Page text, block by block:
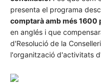
presenta el programa
comptarà amb més 1600
en anglés i que
d'Resolució de la
l'organització d'activitats